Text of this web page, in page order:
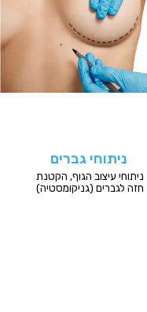
ניתוחי גברים
ניתוחי עיצוב הגוף, הקטנת
חזה לגברים (גניקומסטיה)